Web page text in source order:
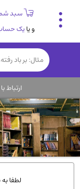
سبد
و یایک حساب
تاریخی و فرهنگی
(838)
رمان و داستان ایرانی(307)
روانشناسی(357)
انگلیسی و زبان خارجی(14)
کودکان و نوجوانان(76)
کتب نادر و کمیاب(19)
روانشناسی(112)
طب گیاهی و سنتی(45)
ارتباط
لطفا